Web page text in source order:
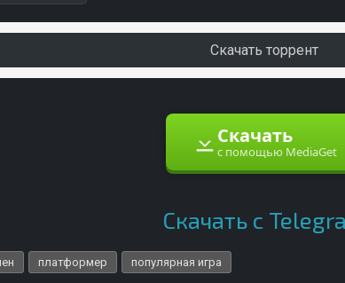
Скачать торрент
Скачать
с помощью MediaGet
Скачать с
платформер популярная игра